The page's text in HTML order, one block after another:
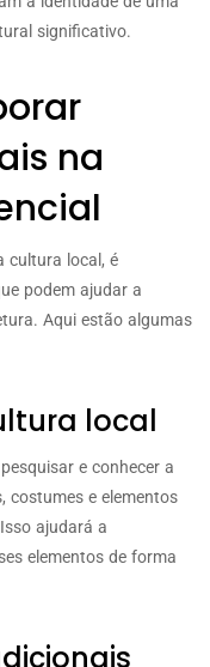
significativo.
na
cultura local, é
podem ajudar a
Aqui estão algumas
local
e conhecer a
costumes e elementos
ajudará a
elementos de forma